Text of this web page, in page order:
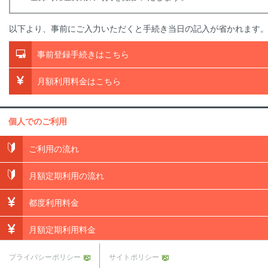
以下より、事前にご入力いただくと手続き当日の記入が省かれます。
事前登録手続きはこちら
月額利用料金はこちら
個人でのご利用
ご利用の流れ
月額定期利用の流れ
都度利用料金
月額定期利用料金
プライバシーポリシー サイトポリシー